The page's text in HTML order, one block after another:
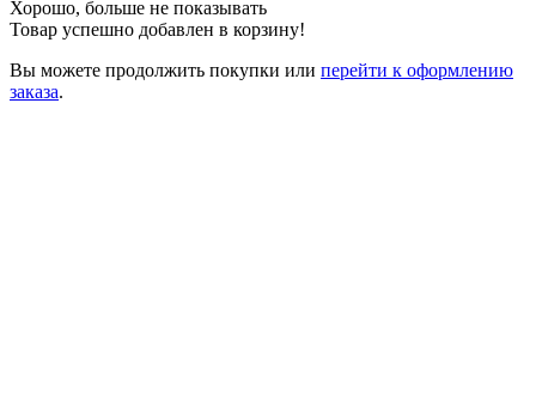
Хорошо, больше не показывать
Товар успешно добавлен в корзину!
Вы можете продолжить покупки или перейти к оформлению
заказа.